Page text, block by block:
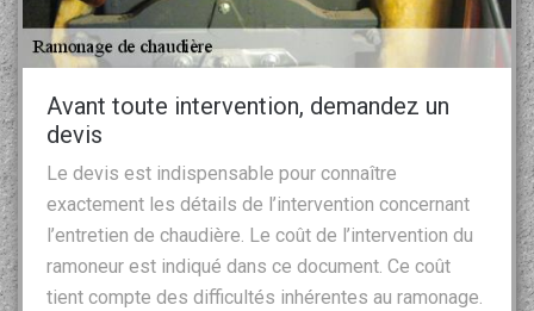
Avant toute intervention, demandez un
devis
Le devis est indispensable pour connaître
exactement les détails de l’intervention concernant
l’entretien de chaudière. Le coût de l’intervention du
ramoneur est indiqué dans ce document. Ce coût
tient compte des difficultés inhérentes au ramonage.